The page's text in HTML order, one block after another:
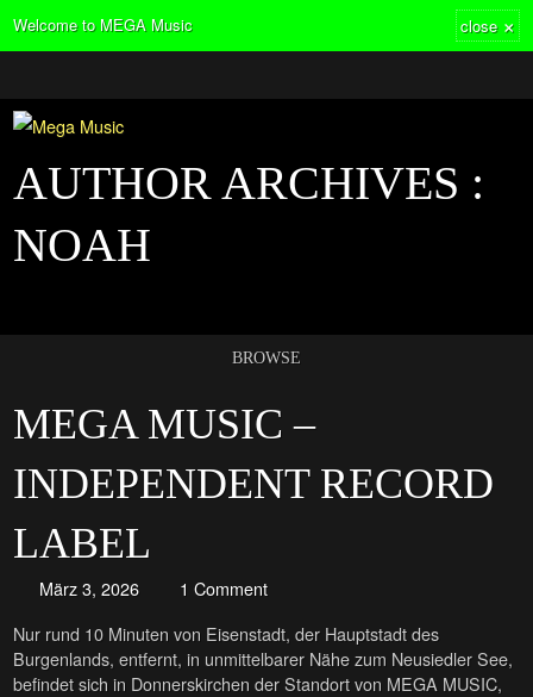
Welcome to MEGA Music close ×
AUTHOR ARCHIVES :
NOAH
BROWSE
MEGA MUSIC –
INDEPENDENT RECORD
LABEL
März 3, 2026
1 Comment
Nur rund 10 Minuten von Eisenstadt, der Hauptstadt des
Burgenlands, entfernt, in unmittelbarer Nähe zum Neusiedler See,
befindet sich in Donnerskirchen der Standort von MEGA MUSIC,